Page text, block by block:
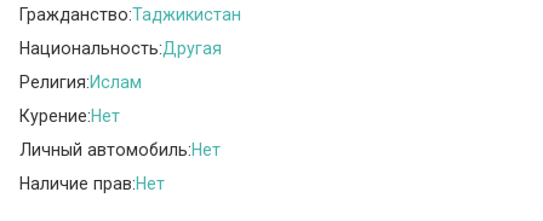
Гражданство:Таджикистан
Национальность:Другая
Религия:Ислам
Курение:Нет
Личный автомобиль:Нет
Наличие прав:Нет